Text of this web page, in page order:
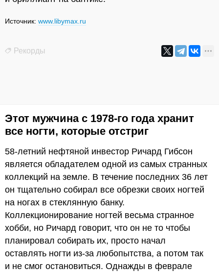
Источник: www.libymax.ru
Рекорды
Этот мужчина с 1978-го года хранит
все ногти, которые отстриг
58-летний нефтяной инвестор Ричард Гибсон
является обладателем одной из самых странных
коллекций на земле. В течение последних 36 лет
он тщательно собирал все обрезки своих ногтей
на ногах в стеклянную банку.
Коллекционирование ногтей весьма странное
хобби, но Ричард говорит, что он не то чтобы
планировал собирать их, просто начал
оставлять ногти из-за любопытства, а потом так
и не смог остановиться. Однажды в феврале